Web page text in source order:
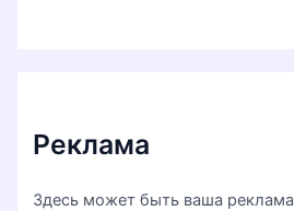
Реклама
Здесь может быть ваша реклама